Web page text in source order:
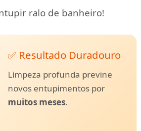
ralo de banheiro!
✅ Resultado Duradouro
Limpeza profunda previne
novos entupimentos por
muitos meses.